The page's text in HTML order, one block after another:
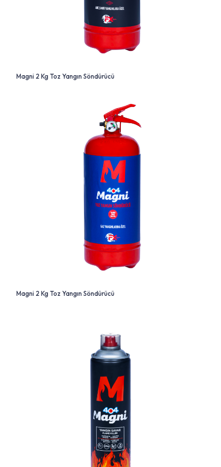
Magni 2 Kg Toz Yangın Söndürücü
Magni 2 Kg Toz Yangın Söndürücü